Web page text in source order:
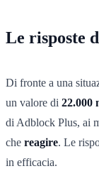
Le risposte
Di fronte a una
un valore di 22.000
di Adblock Plus, ai
che reagire. Le
in efficacia.